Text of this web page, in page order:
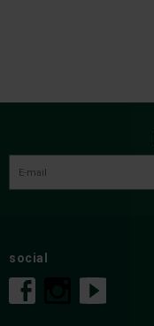
social